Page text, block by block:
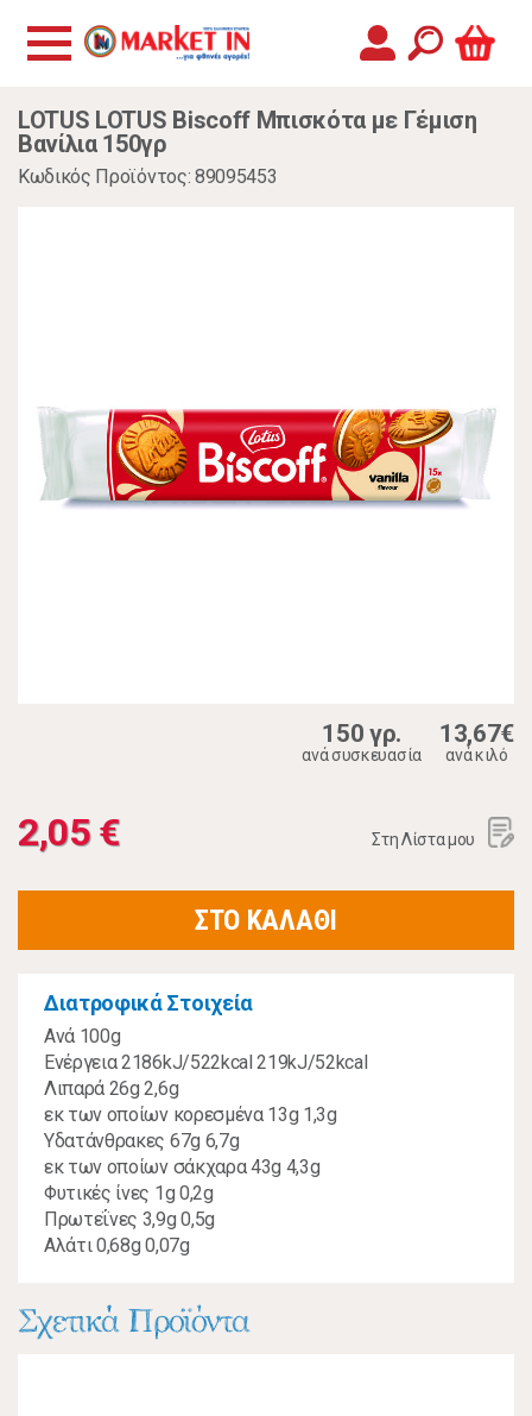
LOTUS LOTUS Biscoff Μπισκότα με Γέμιση
Βανίλια 150γρ
Κωδικός Προϊόντος: 89095453
150 γρ.
ανά συσκευασία
13,67€
ανά κιλό
2,05 € Στη Λίστα μου
ΣΤΟ ΚΑΛΑΘΙ
Διατροφικά Στοιχεία
Ανά 100g
Ενέργεια 2186kJ/522kcal 219kJ/52kcal
Λιπαρά 26g 2,6g
εκ των οποίων κορεσμένα 13g 1,3g
Υδατάνθρακες 67g 6,7g
εκ των οποίων σάκχαρα 43g 4,3g
Φυτικές ίνες 1g 0,2g
Πρωτεΐνες 3,9g 0,5g
Αλάτι 0,68g 0,07g
Σχετικά Προϊόντα